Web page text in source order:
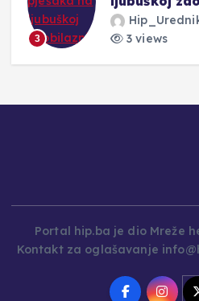
3
3 views
Portal hip.ba je dio Mreže
Kontakt za oglašavanje